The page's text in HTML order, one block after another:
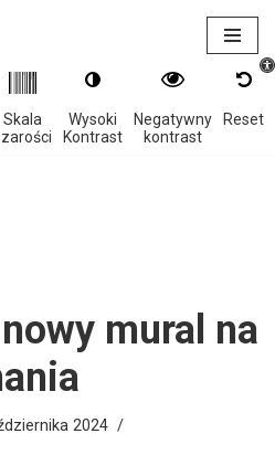
Skala
Wysoki
Kontrast
Negatywny
kontrast
Reset
mural na
2024